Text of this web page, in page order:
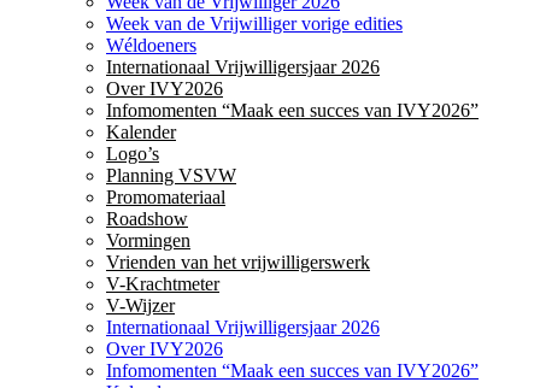
Week van de Vrijwilliger vorige edities
Wéldoeners
Internationaal Vrijwilligersjaar 2026
Over IVY2026
Infomomenten “Maak een succes van IVY2026”
Kalender
Logo’s
Planning VSVW
Promomateriaal
Roadshow
Vormingen
Vrienden van het vrijwilligerswerk
V-Krachtmeter
V-Wijzer
Internationaal Vrijwilligersjaar 2026
Over IVY2026
Infomomenten “Maak een succes van IVY2026”